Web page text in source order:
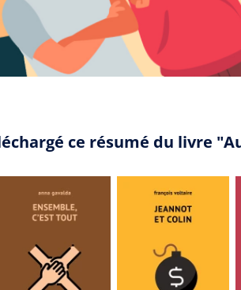
ce résumé du livre